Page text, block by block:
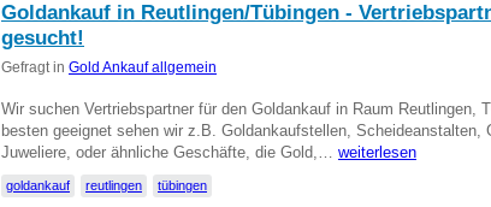
Goldankauf in Reutlingen/Tübingen -
gesucht!
Gefragt in Gold Ankauf allgemein
Wir suchen Vertriebspartner für den Goldankauf in Raum Reutlingen,
besten geeignet sehen wir z.B. Goldankaufstellen, Scheideanstalten,
Juweliere, oder ähnliche Geschäfte, die Gold,… weiterlesen
goldankauf reutlingen tübingen